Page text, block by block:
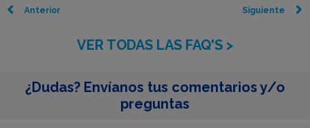
Anterior Siguiente
VER TODAS LAS FAQ'S >
¿Dudas? Envíanos tus comentarios y/o
preguntas